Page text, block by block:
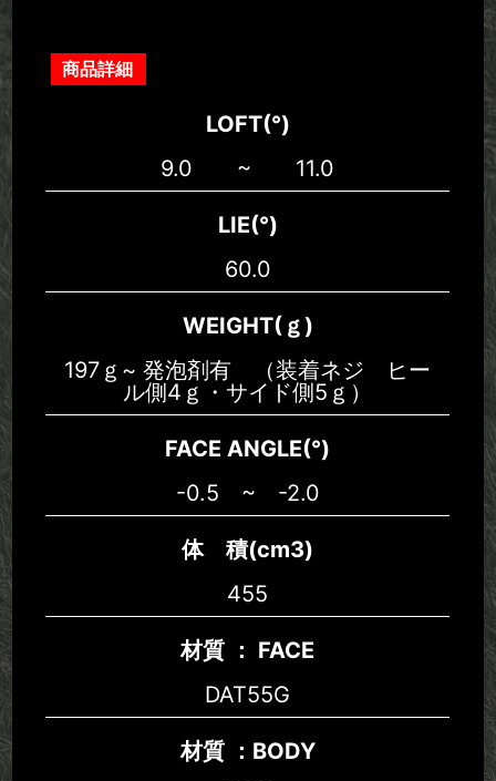
商品詳細
LOFT(°)
9.0 ~ 11.0
LIE(°)
60.0
WEIGHT(ｇ)
197ｇ~ 発泡剤有 （装着ネジ ヒー
ル側4ｇ・サイド側5ｇ）
FACE ANGLE(°)
-0.5 ~ -2.0
体 積(cm3)
455
材質 ： FACE
DAT55G
材質 ：BODY